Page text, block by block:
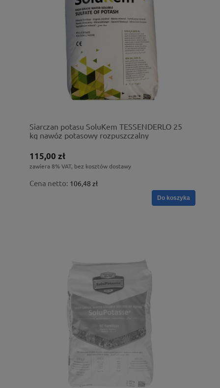
Siarczan potasu SoluKem TESSENDERLO 25
kg nawóz potasowy rozpuszczalny
115,00 zł
zawiera 8% VAT, bez kosztów dostawy
Cena netto: 106,48 zł
Do koszyka